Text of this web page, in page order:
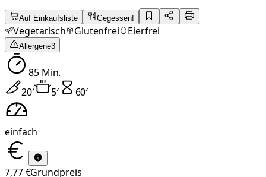
Auf Einkaufsliste Gegessen!
Vegetarisch Glutenfrei Eierfrei
Allergene3
85Min.
20′ 5′ 60′
einfach
7,77 €Grundpreis